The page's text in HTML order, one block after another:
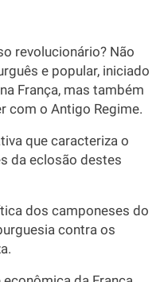
revolucionário? Não
e popular, iniciado
França, mas também
com o Antigo Regime.
que caracteriza o
da eclosão destes
dos camponeses do
contra os